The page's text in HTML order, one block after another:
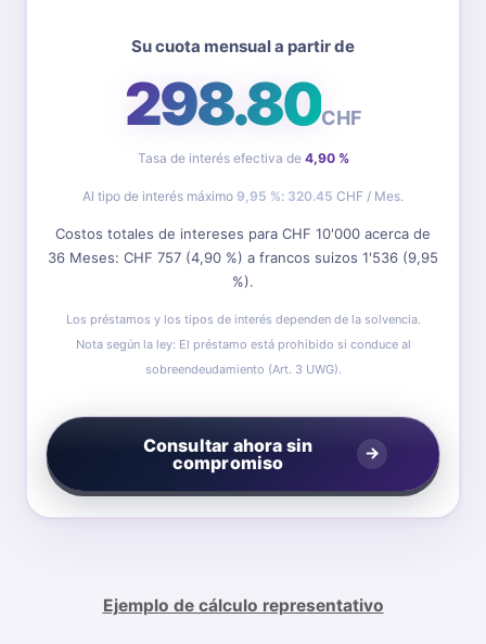
Su cuota mensual a partir de
298.80CHF
Tasa de interés efectiva de 4,90 %
Al tipo de interés máximo 9,95 %: 320.45 CHF / Mes.
Costos totales de intereses para CHF 10'000 acerca de
36 Meses: CHF 757 (4,90 %) a francos suizos 1'536 (9,95
%).
Los préstamos y los tipos de interés dependen de la solvencia.
Nota según la ley: El préstamo está prohibido si conduce al
sobreendeudamiento (Art. 3 UWG).
Consultar ahora sin
compromiso
Ejemplo de cálculo representativo